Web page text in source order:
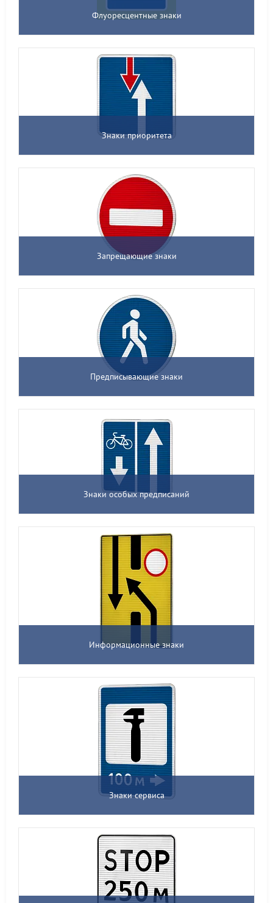
Флуоресцентные знаки
Знаки приоритета
Запрещающие знаки
Предписывающие знаки
Знаки особых предписаний
Информационные знаки
Знаки сервиса